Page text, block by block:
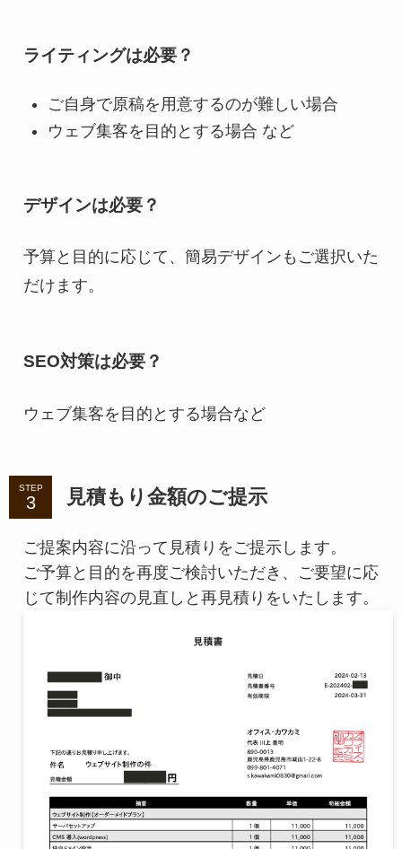
ライティングは必要？
ご自身で原稿を用意するのが難しい場合
ウェブ集客を目的とする場合 など
デザインは必要？
予算と目的に応じて、簡易デザインもご選択いた
だけます。
SEO対策は必要？
ウェブ集客を目的とする場合など
STEP 見積もり金額のご提示
ご提案内容に沿って見積りをご提示します。
ご予算と目的を再度ご検討いただき、ご要望に応
じて制作内容の見直しと再見積りをいたします。